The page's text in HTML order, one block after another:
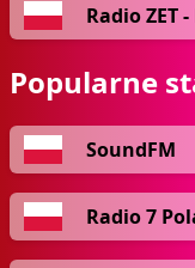
Radio ZET
Popularne
SoundFM
Radio 7